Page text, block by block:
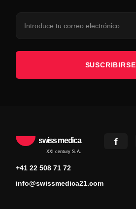
SUSCRIBIRSE
swiss medica
XXI century S.A.
+41 22 508 71 72
info@swissmedica21.com